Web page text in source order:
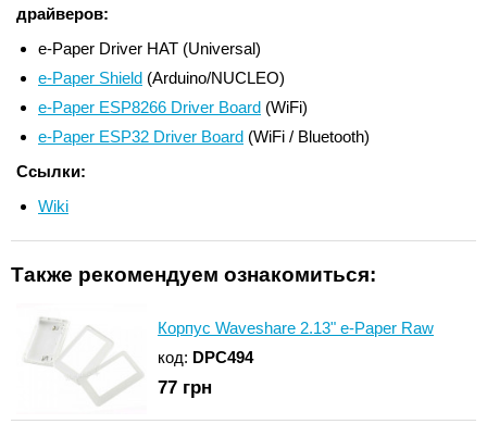
драйверов:
e-Paper Driver HAT (Universal)
e-Paper Shield (Arduino/NUCLEO)
e-Paper ESP8266 Driver Board (WiFi)
e-Paper ESP32 Driver Board (WiFi / Bluetooth)
Ссылки:
Wiki
Также рекомендуем ознакомиться:
Корпус Waveshare 2.13" e-Paper Raw
код: DPC494
77 грн